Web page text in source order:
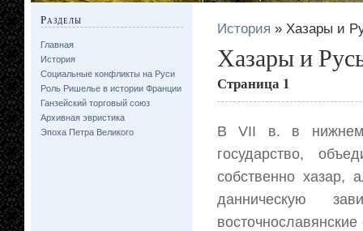
Разделы
Главная
История
Социальные конфликты на Руси
Роль Ришелье в истории Франции
Ганзейский торговый союз
Архивная эвристика
Эпоха Петра Великого
История » Хазары и
Хазары и
Страница 1
В VII в. в нижнем
государство,
собственно хазар,
данническую